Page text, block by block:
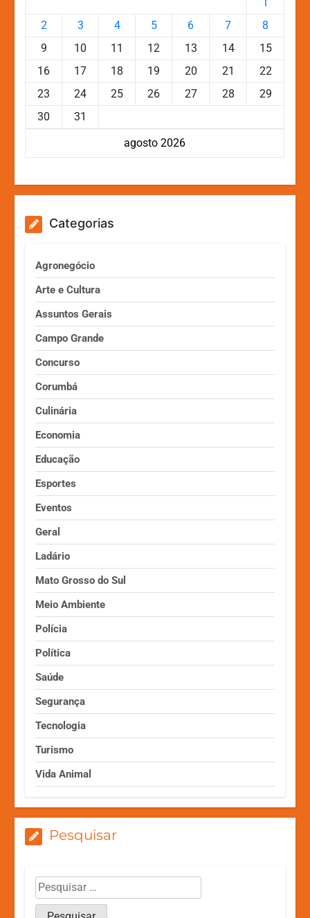
agosto 2026
2
3 4 5 6 7
8
9
10 11 12 13 14
15
16
17 18 19 20 21
22
23
24 25 26 27 28
29
30
31
Categorias
Agronegócio
Arte e Cultura
Assuntos Gerais
Campo Grande
Concurso
Corumbá
Culinária
Economia
Educação
Esportes
Eventos
Geral
Ladário
Mato Grosso do Sul
Meio Ambiente
Polícia
Política
Saúde
Segurança
Tecnologia
Turismo
Vida Animal
Pesquisar